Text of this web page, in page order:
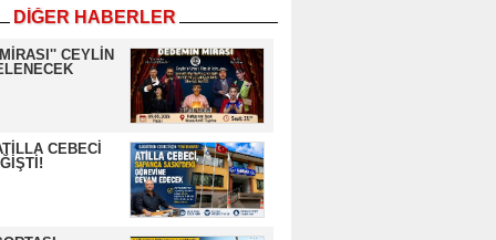
DİĞER HABERLER
CEYLİN
CEBECİ